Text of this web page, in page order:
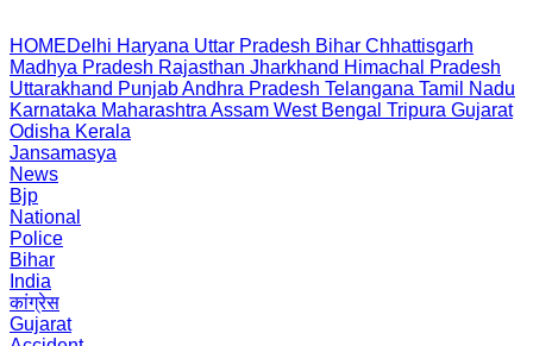
HOMEDelhi Haryana Uttar Pradesh Bihar Chhattisgarh
Madhya Pradesh Rajasthan Jharkhand Himachal Pradesh
Uttarakhand PunjabAndhra Pradesh Telangana Tamil Nadu
Karnataka Maharashtra Assam West Bengal Tripura Gujarat
Odisha Kerala
Jansamasya
News
Bjp
National
Police
Bihar
India
कांग्रेस
Gujarat